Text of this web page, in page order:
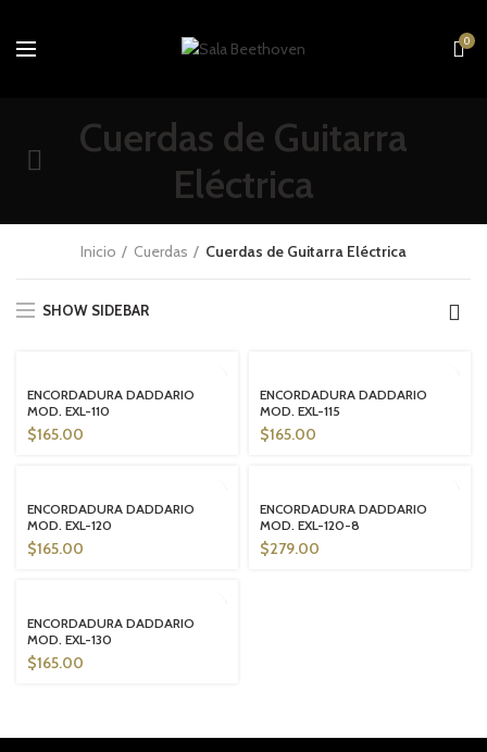
0
Cuerdas de Guitarra
Eléctrica
Inicio Cuerdas Cuerdas de Guitarra Eléctrica
SHOW SIDEBAR
ENCORDADURA DADDARIO
MOD. EXL-110
$165.00
ENCORDADURA DADDARIO
MOD. EXL-115
$165.00
ENCORDADURA DADDARIO
MOD. EXL-120
$165.00
ENCORDADURA DADDARIO
MOD. EXL-120-8
$279.00
ENCORDADURA DADDARIO
MOD. EXL-130
$165.00